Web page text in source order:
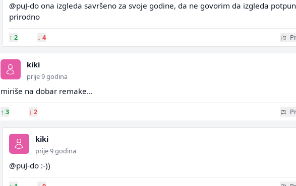
@puJ-do ona izgleda savršeno za svoje godine, da ne govorim da izgleda
prirodno
↑ 2 ↓ 4
kiki
prije 9 godina
miriše na dobar remake...
↑ 3 ↓ 2
kiki
prije 9 godina
@puJ-do :-))